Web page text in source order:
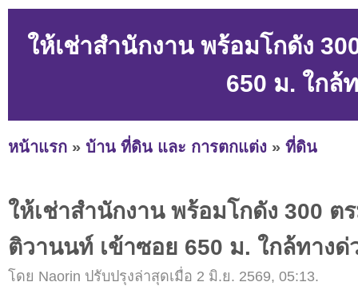
ให้เช่าสำนักงาน พร้อมโกดัง
650 ม. ใกล้
หน้าแรก » บ้าน ที่ดิน และ การตกแต่ง » ที่ดิน
ให้เช่าสำนักงาน พร้อมโกดัง 300 ต
ติวานนท์ เข้าซอย 650 ม. ใกล้ทางด่
โดย Naorin ปรับปรุงล่าสุดเมื่อ 2 มิ.ย. 2569, 05:13.